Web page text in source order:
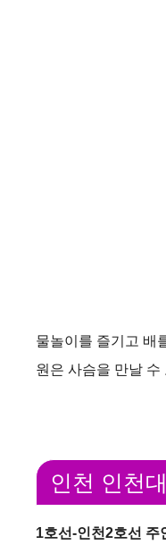
물놀이를 즐기고 배
원은 사슴을 만날 수
인천 인천
1호선-인천2호선 주